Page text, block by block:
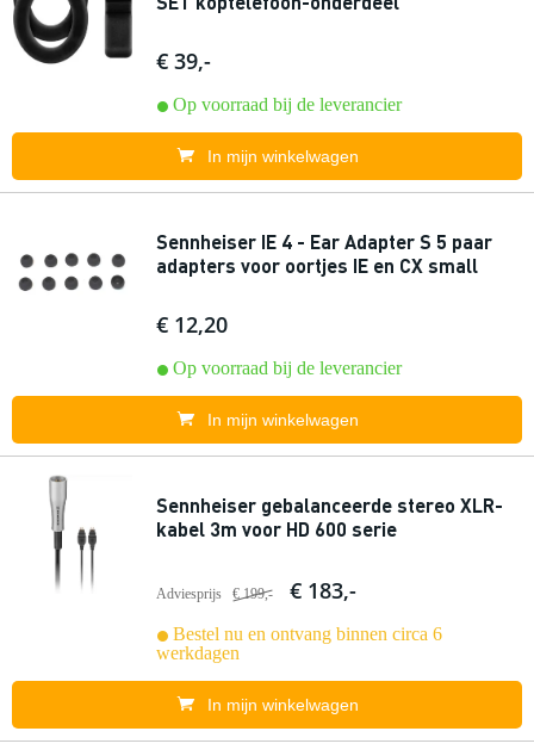
€ 39,-
Op voorraad bij de leverancier
In mijn winkelwagen
Sennheiser IE 4 - Ear Adapter S 5 paar
adapters voor oortjes IE en CX small
€ 12,20
Op voorraad bij de leverancier
In mijn winkelwagen
Sennheiser gebalanceerde stereo XLR-
kabel 3m voor HD 600 serie
Adviesprijs € 199,- € 183,-
Bestel nu en ontvang binnen circa 6
werkdagen
In mijn winkelwagen